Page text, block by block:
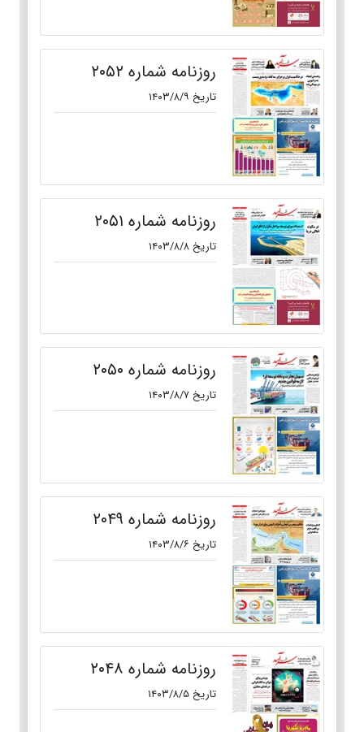
روزنامه شماره ۲۰۵۲
تاریخ ۱۴۰۳/۸/۹
روزنامه شماره ۲۰۵۱
تاریخ ۱۴۰۳/۸/۸
روزنامه شماره ۲۰۵۰
تاریخ ۱۴۰۳/۸/۷
روزنامه شماره ۲۰۴۹
تاریخ ۱۴۰۳/۸/۶
روزنامه شماره ۲۰۴۸
تاریخ ۱۴۰۳/۸/۵